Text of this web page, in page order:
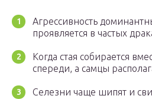
Агрессивность
проявляется в частых
Когда стая собирается
спереди, а самцы
Селезни чаще шипят и